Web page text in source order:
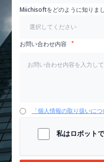
Miichisoftをどのように知りま
お問い合わせ内容
「個人情報の取り扱いにつ
私はロボット